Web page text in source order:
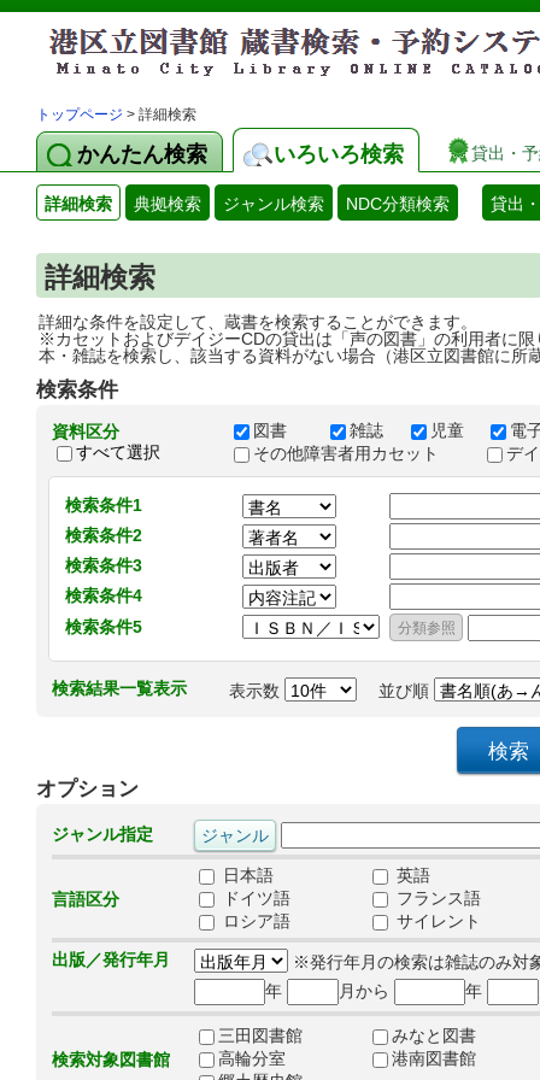
トップページ > 詳細検索
かんたん検索 いろいろ検索 貸出・
詳細検索 典拠検索 ジャンル検索 NDC分類検索 貸出
詳細検索
詳細な条件を設定して、蔵書を検索することができます。
※カセットおよびデイジーCDの貸出は「声の図書」の利用者に限
本・雑誌を検索し、該当する資料がない場合（港区立図書館に所
検索条件
資料区分
すべて選択
図書 雑誌 児童
電
その他障害者用カセット
デ
検索条件1
検索条件2
検索条件3
検索条件4
検索条件5
検索結果一覧表示 表示数 並び順
オプション
ジャンル指定
言語区分
日本語
英語
ドイツ語
フランス語
ロシア語
サイレント
出版／発行年月
※発行年月の検索は雑誌のみ対
年
月から 年
検索対象図書館
三田図書館
みなと図書
高輪分室
港南図書館